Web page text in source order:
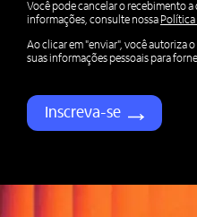
Você pode cancelar o recebimento
informações, consulte nossa Política
Ao clicar em "enviar", você autoriza
suas informações pessoais para